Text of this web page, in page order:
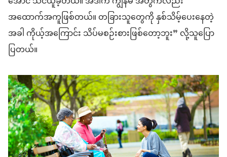
အထောက်အကူဖြစ်တယ်။ တခြားသူတွေကို နှစ်သိမ့်ပေးနေတဲ့
အခါ ကိုယ့်အကြောင်း သိပ်မစဉ်းစားဖြစ်တော့ဘူး” လို့သူပြော
ပြတယ်။